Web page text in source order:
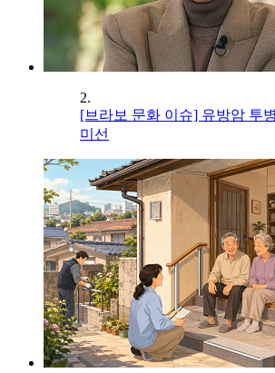
2.
[브라보 문화 이슈] 유방암 투
미선